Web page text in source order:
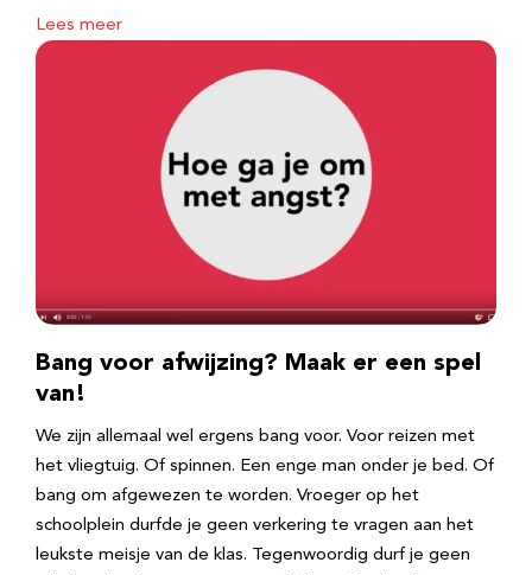
Lees meer
Bang voor afwijzing? Maak er een spel
van!
We zijn allemaal wel ergens bang voor. Voor reizen met
het vliegtuig. Of spinnen. Een enge man onder je bed. Of
bang om afgewezen te worden. Vroeger op het
schoolplein durfde je geen verkering te vragen aan het
leukste meisje van de klas. Tegenwoordig durf je geen